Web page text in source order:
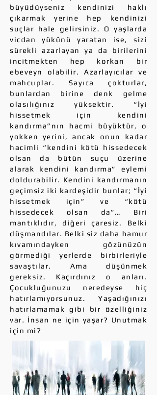
büyüdüyseniz kendinizi haklı
çıkarmak yerine hep kendinizi
suçlar hale gelirsiniz. O yaşlarda
vicdan yükünü yaratan ise, sizi
sürekli azarlayan ya da birilerini
incitmekten hep korkan bir
ebeveyn olabilir. Azarlayıcılar ve
mahcuplar. Sayıca çokturlar,
bunlardan birine denk gelme
olasılığınız yüksektir. “İyi
hissetmek için kendini
kandırma”nın hacmi büyüktür, o
yokken yerini, ancak onun kadar
hacimli “kendini kötü hissedecek
olsan da bütün suçu üzerine
alarak kendini kandırma” eylemi
doldurabilir. Kendini kandırmanın
geçimsiz iki kardeşidir bunlar; “İyi
hissetmek için” ve “kötü
hissedecek olsan da”… Biri
mantıklıdır, diğeri çaresiz. Belki
düşmandılar. Belki siz daha hamur
kıvamındayken gözünüzün
görmediği yerlerde birbirleriyle
savaştılar. Ama düşünmek
gereksiz. Kaçırdınız o anları.
Çocukluğunuzu neredeyse hiç
hatırlamıyorsunuz. Yaşadığınızı
hatırlamamak gibi bir özelliğiniz
var. İnsan ne için yaşar? Unutmak
için mi?